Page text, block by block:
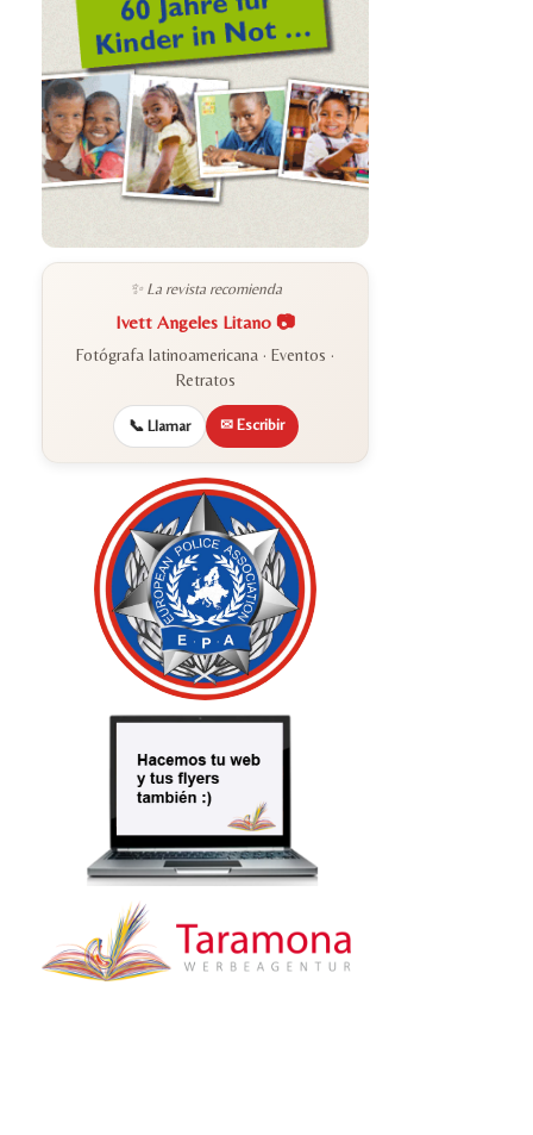
✨ La revista recomienda
Ivett Angeles Litano 📷
Fotógrafa latinoamericana · Eventos ·
Retratos
📞 Llamar ✉ Escribir